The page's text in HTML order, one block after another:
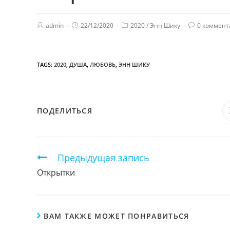
admin 22/12/2020 2020/Энн Шику 0
TAGS: 2020 ДУША ЛЮБОВЬ ЭНН ШИКУ
ПОДЕЛИТЬСЯ
Продолжить
чтение
Предыдущая запись
Открытки
ВАМ ТАКЖЕ МОЖЕТ ПОНРАВИТЬСЯ